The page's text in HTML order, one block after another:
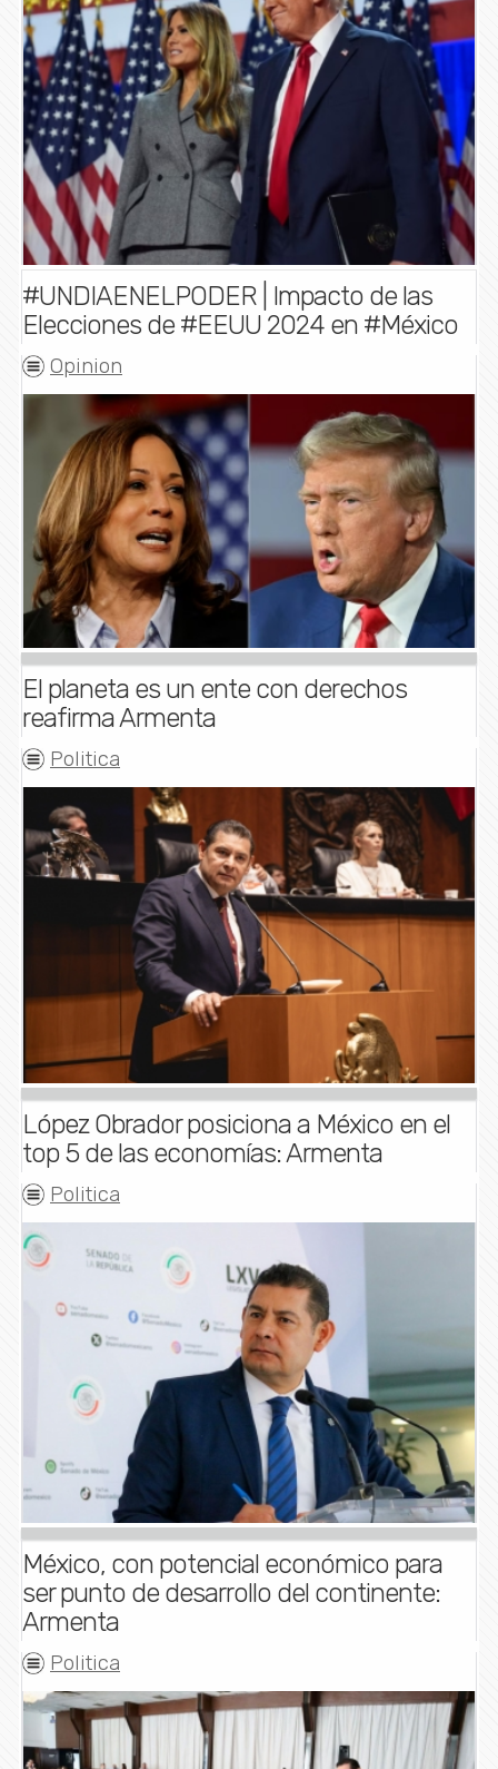
#UNDIAENELPODER | Impacto de las
Elecciones de #EEUU 2024 en #México
Opinion
El planeta es un ente con derechos
reafirma Armenta
Politica
López Obrador posiciona a México en el
top 5 de las economías: Armenta
Politica
México, con potencial económico para
ser punto de desarrollo del continente:
Armenta
Politica